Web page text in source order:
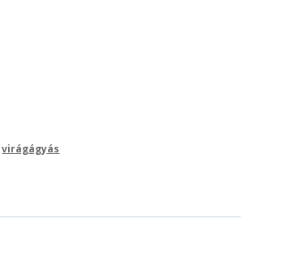
,virágágyás